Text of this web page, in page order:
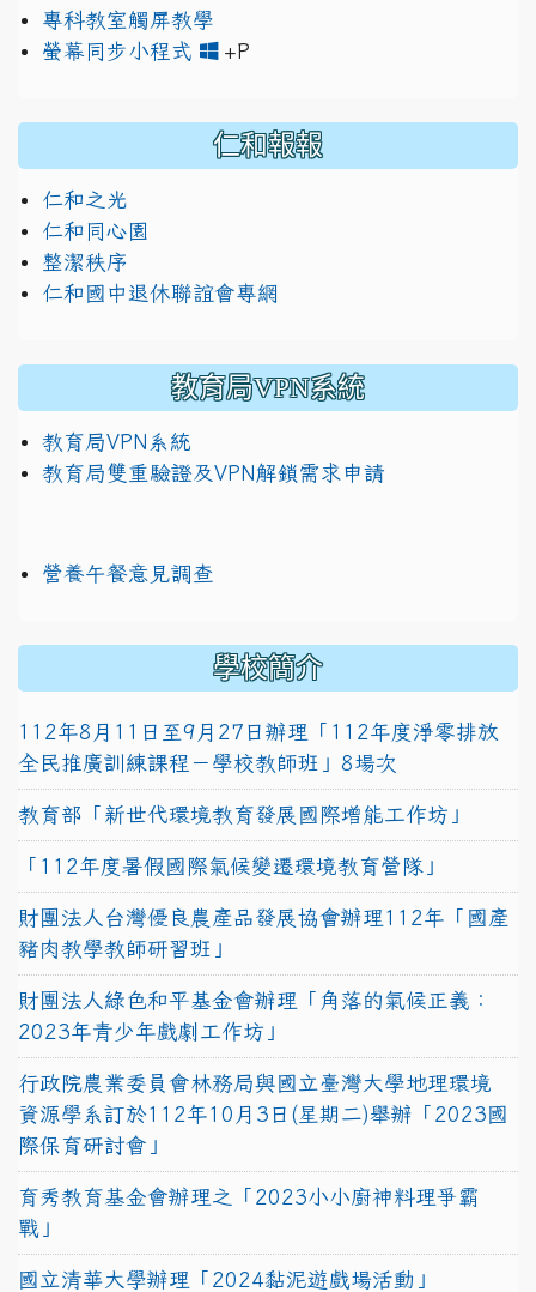
專科教室觸屏教學
螢幕同步小程式
+P
仁和報報
仁和之光
仁和同心園
整潔秩序
仁和國中退休聯誼會專網
教育局VPN系統
教育局VPN系統
教育局雙重驗證及VPN解鎖需求申請
營養午餐意見調查
學校簡介
112年8月11日至9月27日辦理「112年度淨零排放
全民推廣訓練課程－學校教師班」8場次
教育部「新世代環境教育發展國際增能工作坊」
「112年度暑假國際氣候變遷環境教育營隊」
財團法人台灣優良農產品發展協會辦理112年「國產
豬肉教學教師研習班」
財團法人綠色和平基金會辦理「角落的氣候正義：
2023年青少年戲劇工作坊」
行政院農業委員會林務局與國立臺灣大學地理環境
資源學系訂於112年10月3日(星期二)舉辦「2023國
際保育研討會」
育秀教育基金會辦理之「2023小小廚神料理爭霸
戰」
國立清華大學辦理「2024黏泥遊戲場活動」